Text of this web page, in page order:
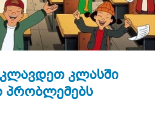
კლასში
პრობლემებს